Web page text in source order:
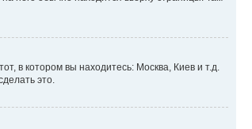
в котором вы находитесь: Москва, Киев и т.д.
это.